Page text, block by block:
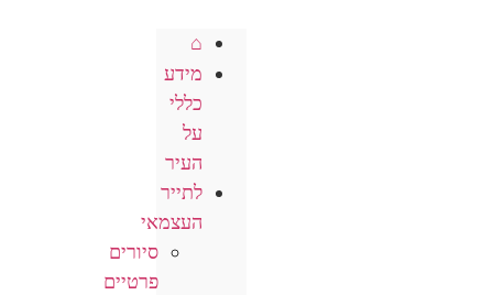
⌂
מידע
כללי
על
העיר
לתייר
העצמאי
סיורים
פרטיים